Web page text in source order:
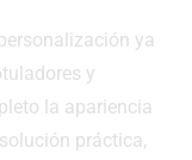
ya
y
la apariencia
práctica,